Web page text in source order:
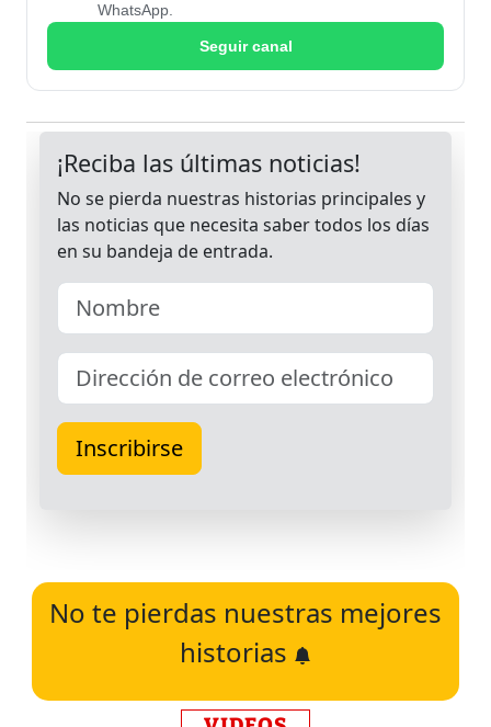
WhatsApp.
Seguir canal
No te pierdas nuestras mejores
historias